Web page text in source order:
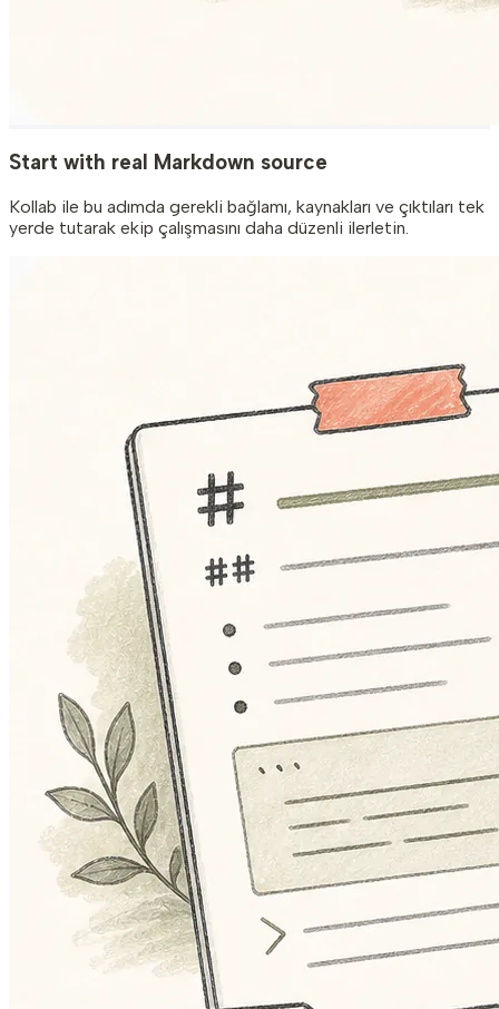
Start with real Markdown source
Kollab ile bu adımda gerekli bağlamı, kaynakları ve çıktıları tek
yerde tutarak ekip çalışmasını daha düzenli ilerletin.